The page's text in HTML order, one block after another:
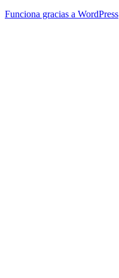
Funciona gracias a WordPress